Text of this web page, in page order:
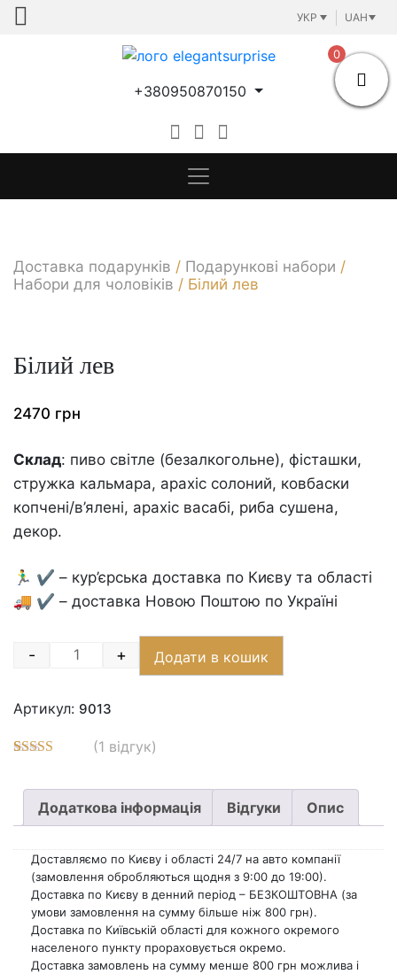
Skip
УКР UAH
+380950870150
Доставка подарунків / Подарункові набори /
Набори для чоловіків / Білий лев
Білий лев
2470 грн
Склад: пиво світле (безалкогольне), фісташки,
стружка кальмара, арахіс солоний, ковбаски
копчені/в’ялені, арахіс васабі, риба сушена,
декор.
🏃‍♂️ ✔️ – кур’єрська доставка по Києву та області
🚚 ✔️ – доставка Новою Поштою по Україні
Quantity
- + Додати в кошик
Артикул: 9013
основі
опитування
покупців
(1 відгук)
Додаткова інформація Відгуки Опис
Доставляємо по Києву і області 24/7 на авто компанії
(замовлення обробляються щодня з 9:00 до 19:00).
Доставка по Києву в денний період – БЕЗКОШТОВНА (за
умови замовлення на сумму більше ніж 800 грн).
Доставка по Київській області для кожного окремого
населеного пункту прораховується окремо.
Доставка замовлень на сумму менше 800 грн можлива і
0